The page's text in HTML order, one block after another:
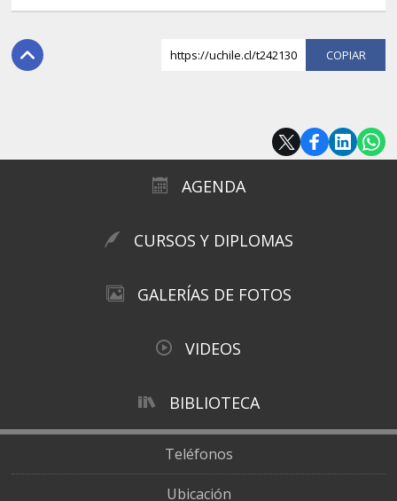
https://uchile.cl/t242130
AGENDA
CURSOS Y DIPLOMAS
GALERÍAS DE FOTOS
VIDEOS
BIBLIOTECA
Teléfonos
Ubicación